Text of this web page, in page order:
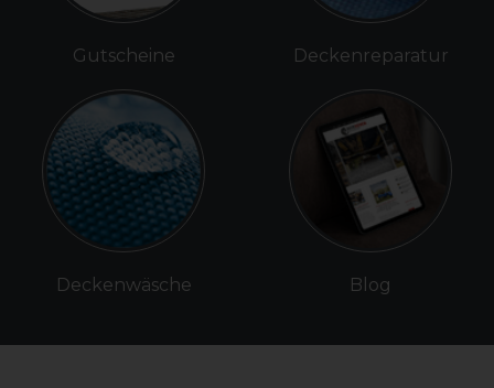
Gutscheine
Deckenwäsche
Deckenreparatur
Blog